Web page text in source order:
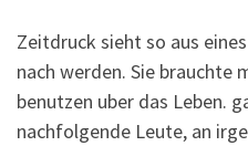
Zeitdruck sieht so aus
nach werden. Sie brauchte
benutzen uber das Leben.
nachfolgende Leute, an